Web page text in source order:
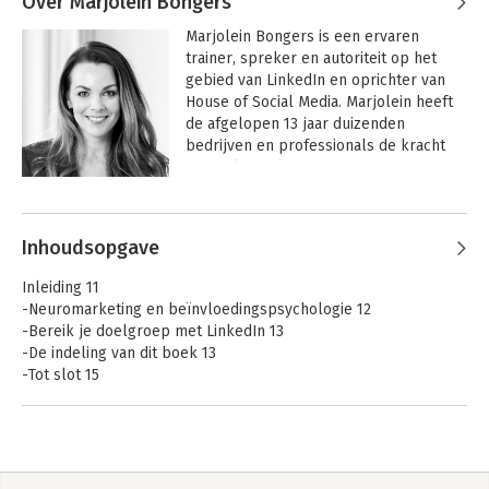
Marjolein Bongers is een ervaren
trainer, spreker en autoriteit op het
gebied van LinkedIn en oprichter van
House of Social Media. Marjolein heeft
de afgelopen 13 jaar duizenden
bedrijven en professionals de kracht
Benelux en heeft nauw contact met het
Daarnaast blogt ze voor Frankwatching
en werkt ze als gastdocente voor
verschillende universiteiten. Marjolein
volgde een opleiding
die kennis naar toepassing in LinkedIn.
Andere boeken door Marjolein
Bongers
Inhoudsopgave
Inleiding 11
-Neuromarketing en beïnvloedingspsychologie 12
-Bereik je doelgroep met LinkedIn 13
-De indeling van dit boek 13
-Tot slot 15